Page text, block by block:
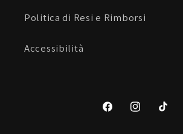
Politica di Resi e Rimborsi
Accessibilità
FacebookInstagramTikTok